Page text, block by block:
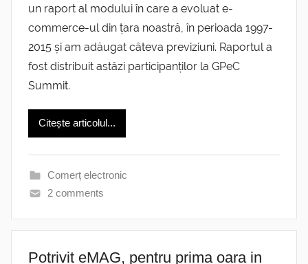
un raport al modului în care a evoluat e-
commerce-ul din țara noastră, în perioada 1997-
2015 și am adăugat câteva previziuni. Raportul a
fost distribuit astăzi participanților la GPeC
Summit.
Citește articolul...
Comerț electronic
2 comments
Potrivit eMAG, pentru prima oara in